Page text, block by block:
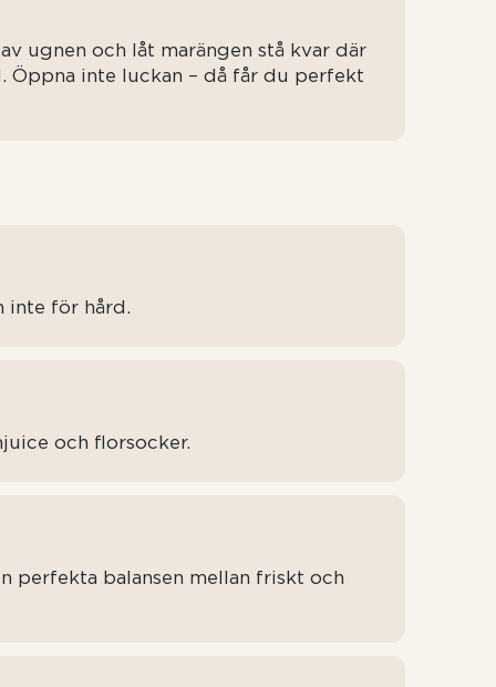
ugnen och låt marängen stå kvar där
Öppna inte luckan – då får du perfekt
inte för hård.
och florsocker.
perfekta balansen mellan friskt och